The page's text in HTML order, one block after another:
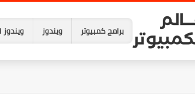
برامج كمبيوتر ويندوز ويندوز 11